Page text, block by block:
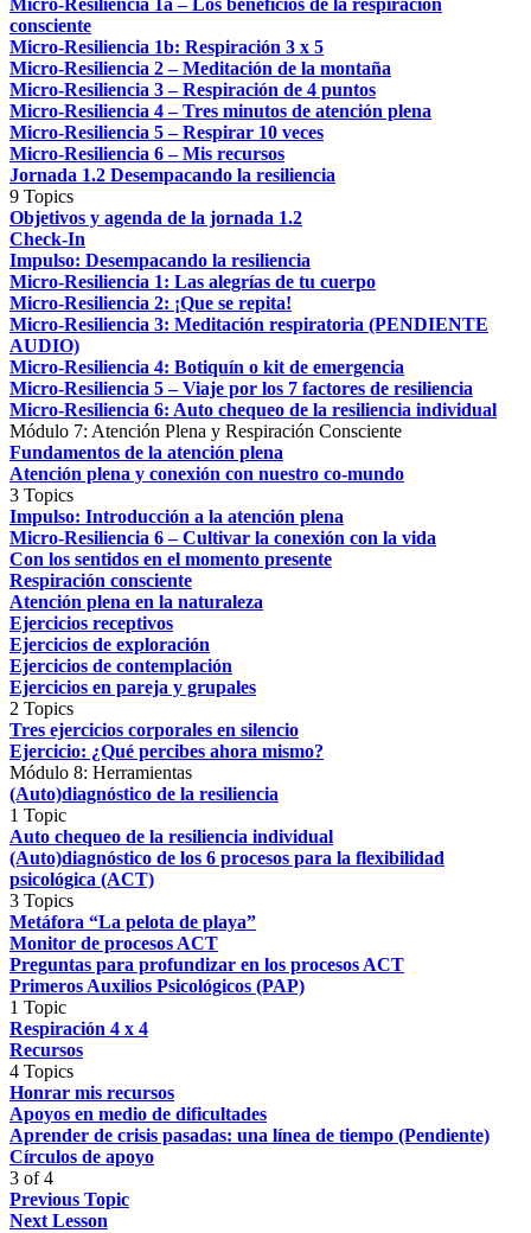
Micro-Resiliencia 1a – Los beneficios de la respiración
consciente
Micro-Resiliencia 1b: Respiración 3 x 5
Micro-Resiliencia 2 – Meditación de la montaña
Micro-Resiliencia 3 – Respiración de 4 puntos
Micro-Resiliencia 4 – Tres minutos de atención plena
Micro-Resiliencia 5 – Respirar 10 veces
Micro-Resiliencia 6 – Mis recursos
Jornada 1.2 Desempacando la resiliencia
9 Topics
Objetivos y agenda de la jornada 1.2
Check-In
Impulso: Desempacando la resiliencia
Micro-Resiliencia 1: Las alegrías de tu cuerpo
Micro-Resiliencia 2: ¡Que se repita!
Micro-Resiliencia 3: Meditación respiratoria (PENDIENTE
AUDIO)
Micro-Resiliencia 4: Botiquín o kit de emergencia
Micro-Resiliencia 5 – Viaje por los 7 factores de resiliencia
Micro-Resiliencia 6: Auto chequeo de la resiliencia individual
Módulo 7: Atención Plena y Respiración Consciente
Fundamentos de la atención plena
Atención plena y conexión con nuestro co-mundo
3 Topics
Impulso: Introducción a la atención plena
Micro-Resiliencia 6 – Cultivar la conexión con la vida
Con los sentidos en el momento presente
Respiración consciente
Atención plena en la naturaleza
Ejercicios receptivos
Ejercicios de exploración
Ejercicios de contemplación
Ejercicios en pareja y grupales
2 Topics
Tres ejercicios corporales en silencio
Ejercicio: ¿Qué percibes ahora mismo?
Módulo 8: Herramientas
(Auto)diagnóstico de la resiliencia
1 Topic
Auto chequeo de la resiliencia individual
(Auto)diagnóstico de los 6 procesos para la flexibilidad
psicológica (ACT)
3 Topics
Metáfora “La pelota de playa”
Monitor de procesos ACT
Preguntas para profundizar en los procesos ACT
Primeros Auxilios Psicológicos (PAP)
1 Topic
Respiración 4 x 4
Recursos
4 Topics
Honrar mis recursos
Apoyos en medio de dificultades
Aprender de crisis pasadas: una línea de tiempo (Pendiente)
Círculos de apoyo
3 of 4
Previous Topic
Next Lesson